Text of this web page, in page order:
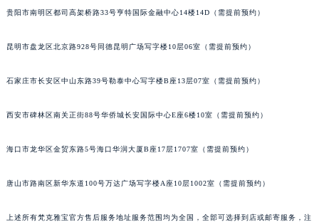
贵阳市南明区都司高架桥路33号亨特国际金融中心14楼14D（需提前预约）
昆明市盘龙区北京路928号同德昆明广场写字楼10层06室（需提前预约）
石家庄市长安区中山东路39号勒泰中心写字楼B座13层07室（需提前预约）
西安市碑林区南关正街88号华侨城长安国际中心E座6楼10室（需提前预约）
海口市龙华区金贸东路5号海口华润大厦B座17层1707室（需提前预约）
唐山市路南区新华东道100号万达广场写字楼A座10层1002室（需提前预约）
上述所有梵克雅宝官方售后服务地址服务范围均为全国，全部可选择到店或邮寄服务，注